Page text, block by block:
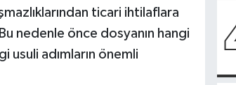
ticari ihtilaflara
nedenle önce dosyanın hangi
usuli adımların önemli